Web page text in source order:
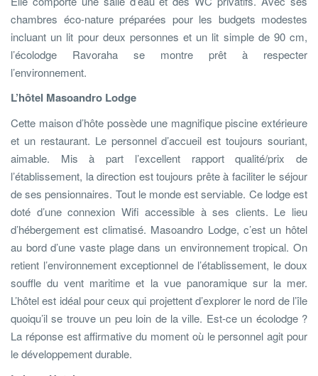
chambres éco-nature préparées pour les budgets modestes
incluant un lit pour deux personnes et un lit simple de 90 cm,
l’écolodge Ravoraha se montre prêt à respecter
l’environnement.
L’hôtel Masoandro Lodge
Cette maison d’hôte possède une magnifique piscine extérieure
et un restaurant. Le personnel d’accueil est toujours souriant,
aimable. Mis à part l’excellent rapport qualité/prix de
l’établissement, la direction est toujours prête à faciliter le séjour
de ses pensionnaires. Tout le monde est serviable. Ce lodge est
doté d’une connexion Wifi accessible à ses clients. Le lieu
d’hébergement est climatisé. Masoandro Lodge, c’est un hôtel
au bord d’une vaste plage dans un environnement tropical. On
retient l’environnement exceptionnel de l’établissement, le doux
souffle du vent maritime et la vue panoramique sur la mer.
L’hôtel est idéal pour ceux qui projettent d’explorer le nord de l’île
quoiqu’il se trouve un peu loin de la ville. Est-ce un écolodge ?
La réponse est affirmative du moment où le personnel agit pour
le développement durable.